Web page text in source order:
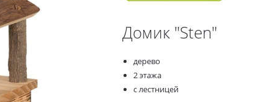
Домик "Sten"
дерево
2 этажа
с лестницей